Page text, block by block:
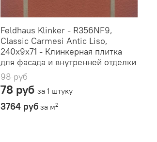
Feldhaus Klinker - R356NF9,
Classic Carmesi Antic Liso,
240x9x71 - Клинкерная плитка
для фасада и внутренней отделки
98 руб
78 рубза 1 штуку
3764 руб за м2